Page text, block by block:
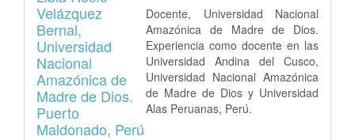
Velázquez
Bernal,
Universidad
Nacional
Amazónica de
Madre de Dios.
Puerto
Maldonado, Perú
Docente, Universidad Nacional
Amazónica de Madre de Dios.
Experiencia como docente en las
Universidad Andina del Cusco,
Universidad Nacional Amazónica
de Madre de Dios y Universidad
Alas Peruanas, Perú.